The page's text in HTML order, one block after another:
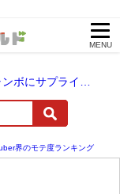
MENU
界のモテ度ランキング